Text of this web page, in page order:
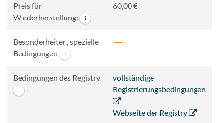
Preis für
Wiederherstellung:
i
60,00 €
Besonderheiten, spezielle
Bedingungen
i
Bedingungen des Registry
i
vollständige
Registrierungsbedingungen
Webseite der Registry